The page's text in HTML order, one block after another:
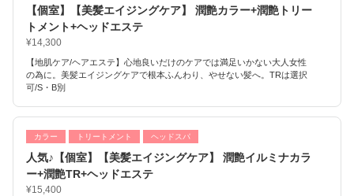
【個室】【美髪エイジングケア】 潤艶カラー+潤艶トリー
トメント+ヘッドエステ
¥14,300
【地肌ケア/ヘアエステ】心地良いだけのケアでは満足いかない大人女性
の為に。美髪エイジングケアで根本ふんわり、やせない髪へ。TRは選択
可/S・B別
カラー トリートメント ヘッドスパ
人気♪【個室】【美髪エイジングケア】 潤艶イルミナカラ
ー+潤艶TR+ヘッドエステ
¥15,400